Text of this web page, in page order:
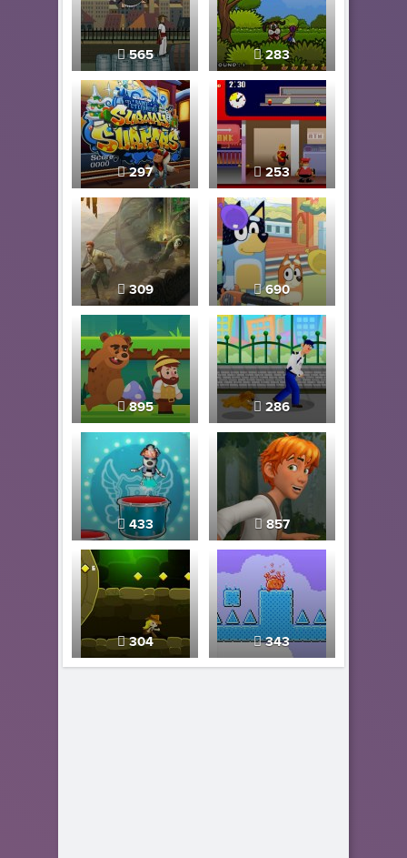
565 283
297 253
309 690
895 286
433 857
304 343